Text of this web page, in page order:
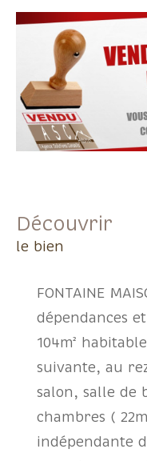
découvrir
le bien
FONTAINE
dépendances
104m²
suivante, au
salon, salle de
chambres (
indépendante